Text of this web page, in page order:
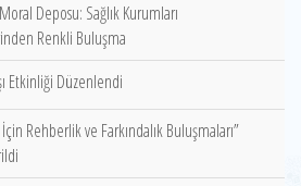
Deposu: Sağlık Kurumları
Renkli Buluşma
Etkinliği Düzenlendi
Rehberlik ve Farkındalık Buluşmaları”